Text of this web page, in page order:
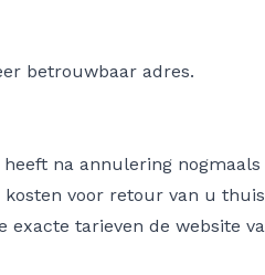
betrouwbaar adres.
na annulering
voor retour van u
exacte tarieven de website